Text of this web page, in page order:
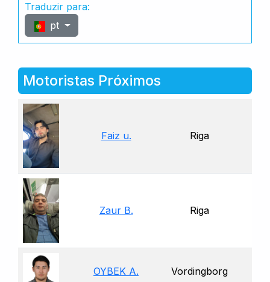
Traduzir para:
pt
Motoristas Próximos
Faiz u. Riga
Zaur B. Riga
OYBEK A. Vordingborg